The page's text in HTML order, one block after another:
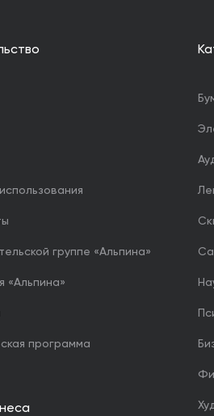
группе «Альпина»
«Альпина»
программа